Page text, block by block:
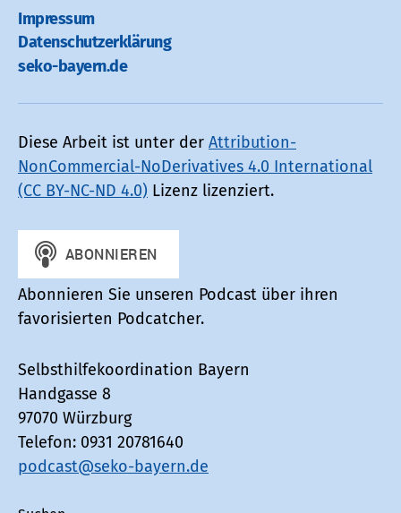
Impressum
Datenschutz­erklärung
seko-bayern.de
Diese Arbeit ist unter der Attribution-
NonCommercial-NoDerivatives 4.0 International
(CC BY-NC-ND 4.0) Lizenz lizenziert.
Abonnieren Sie unseren Podcast über ihren
favorisierten Podcatcher.
Selbsthilfekoordination Bayern
Handgasse 8
97070 Würzburg
Telefon: 0931 20781640
podcast@seko-bayern.de